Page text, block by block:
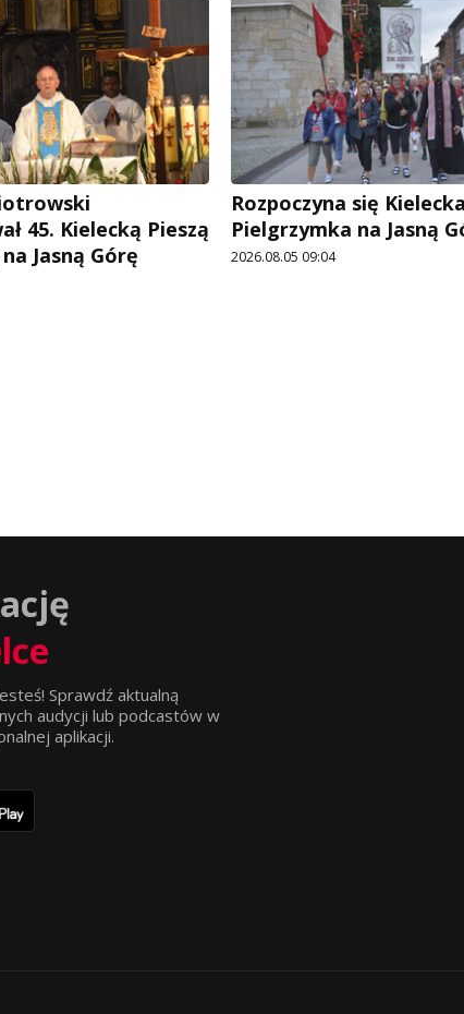
45. Kielecką Pieszą
Jasną Górę
Rozpoczyna się
Pielgrzymka na Jasną
2026.08.05 09:04
Sprawdź aktualną
audycji lub podcastów w
aplikacji.